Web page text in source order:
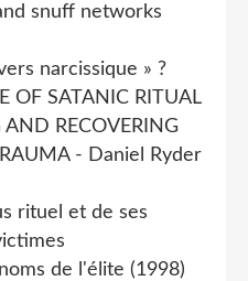
snuff networks
narcissique » ?
OF SATANIC RITUAL
RECOVERING
- Daniel Ryder
rituel et de ses
de l'élite (1998)